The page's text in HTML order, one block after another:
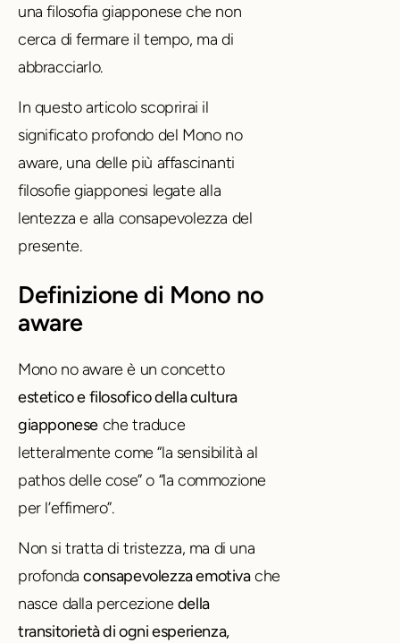
una filosofia giapponese che non
cerca di fermare il tempo, ma di
abbracciarlo.
In questo articolo scoprirai il
significato profondo del Mono no
aware, una delle più affascinanti
filosofie giapponesi legate alla
lentezza e alla consapevolezza del
presente.
Definizione di Mono no
aware
Mono no aware è un concetto
estetico e filosofico della cultura
giapponese che traduce
letteralmente come “la sensibilità al
pathos delle cose” o “la commozione
per l’effimero”.
Non si tratta di tristezza, ma di una
profondaconsapevolezza emotivache
nasce dalla percezione della
transitorietà di ogni esperienza,